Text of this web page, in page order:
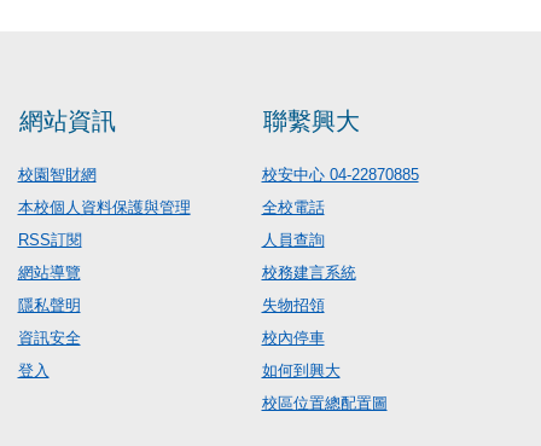
網站資訊
校園智財網
本校個人資料保護與管理
RSS訂閱
網站導覽
隱私聲明
資訊安全
登入
聯繫興大
校安中心 04-22870885
全校電話
人員查詢
校務建言系統
失物招領
校內停車
如何到興大
校區位置總配置圖